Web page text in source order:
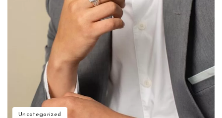
Uncategorized